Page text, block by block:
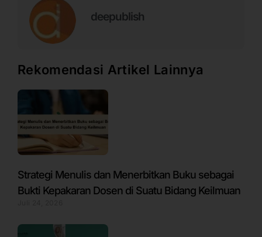
deepublish
Rekomendasi Artikel Lainnya
Strategi Menulis dan Menerbitkan Buku sebagai
Bukti Kepakaran Dosen di Suatu Bidang Keilmuan